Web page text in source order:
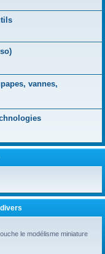
vannes,
le modélisme miniature